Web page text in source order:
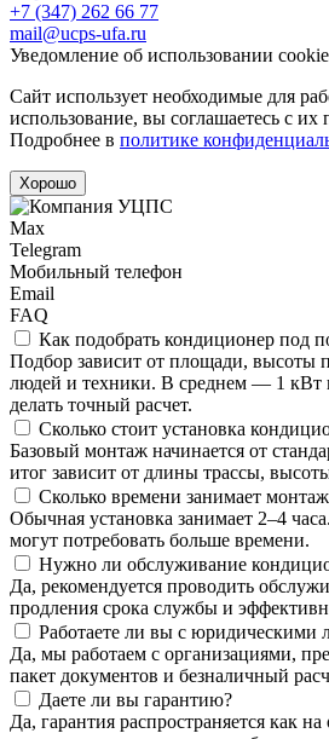
+7 (347) 262 66 77
mail@ucps-ufa.ru
Уведомление об использовании
Сайт использует необходимые для
использование, вы соглашаетесь с
Подробнее в политике
Хорошо
Max
Telegram
Мобильный телефон
Email
FAQ
Как подобрать кондиционер под
Подбор зависит от площади, высоты
людей и техники. В среднем — 1 кВт
делать точный расчет.
Сколько стоит установка
Базовый монтаж начинается от
итог зависит от длины трассы,
Сколько времени занимает
Обычная установка занимает 2–4
могут потребовать больше времени.
Нужно ли обслуживание
Да, рекомендуется проводить
продления срока службы и
Работаете ли вы с юридическими
Да, мы работаем с организациями,
пакет документов и безналичный
Даете ли вы гарантию?
Да, гарантия распространяется как